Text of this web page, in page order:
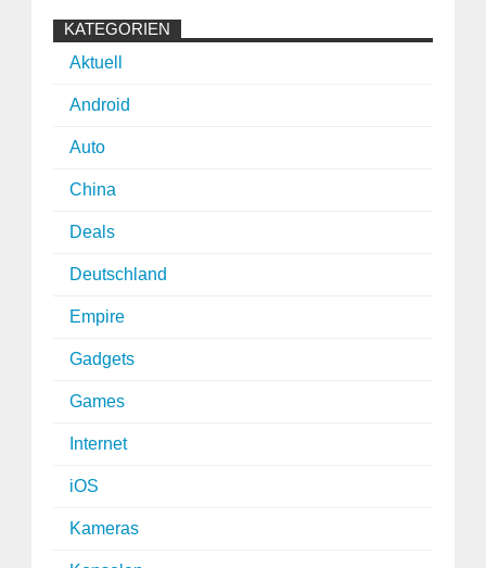
KATEGORIEN
Aktuell
Android
Auto
China
Deals
Deutschland
Empire
Gadgets
Games
Internet
iOS
Kameras